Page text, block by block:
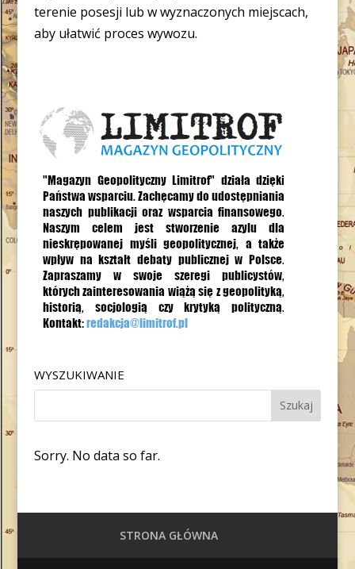
terenie posesji lub w wyznaczonych miejscach,
aby ułatwić proces wywozu.
WYSZUKIWANIE
Sorry. No data so far.
STRONA GŁÓWNA